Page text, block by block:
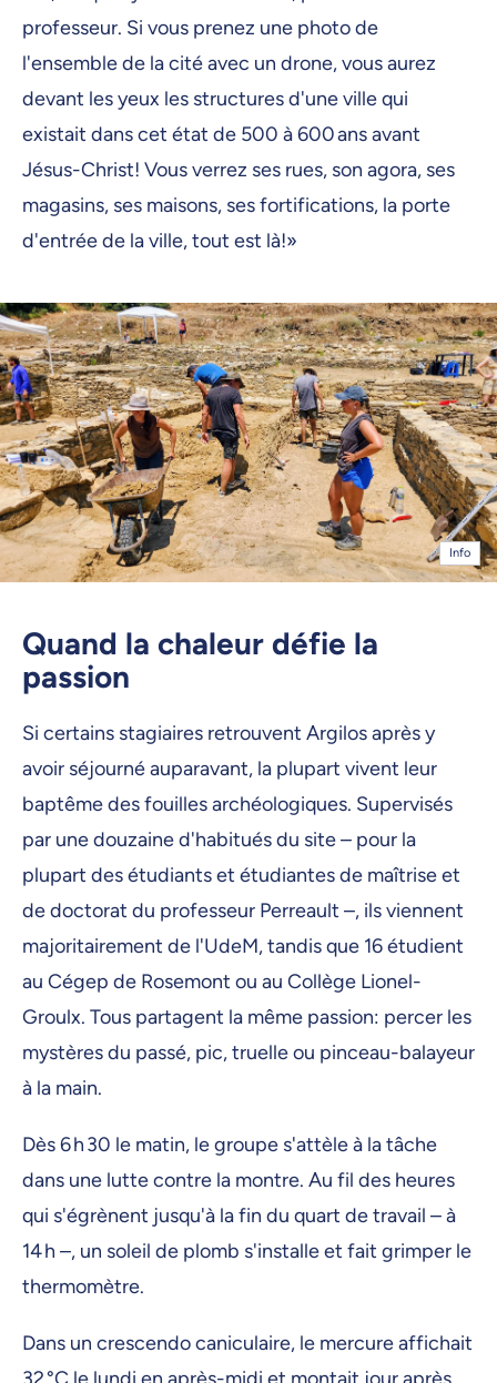
professeur. Si vous prenez une photo de
l'ensemble de la cité avec un drone, vous aurez
devant les yeux les structures d'une ville qui
existait dans cet état de 500 à 600 ans avant
Jésus-Christ! Vous verrez ses rues, son agora, ses
magasins, ses maisons, ses fortifications, la porte
d'entrée de la ville, tout est là!»
Info
Quand la chaleur défie la
passion
Si certains stagiaires retrouvent Argilos après y
avoir séjourné auparavant, la plupart vivent leur
baptême des fouilles archéologiques. Supervisés
par une douzaine d'habitués du site – pour la
plupart des étudiants et étudiantes de maîtrise et
de doctorat du professeur Perreault –, ils viennent
majoritairement de l'UdeM, tandis que 16 étudient
au Cégep de Rosemont ou au Collège Lionel-
Groulx. Tous partagent la même passion: percer les
mystères du passé, pic, truelle ou pinceau-balayeur
à la main.
Dès 6 h 30 le matin, le groupe s'attèle à la tâche
dans une lutte contre la montre. Au fil des heures
qui s'égrènent jusqu'à la fin du quart de travail – à
14 h –, un soleil de plomb s'installe et fait grimper le
thermomètre.
Dans un crescendo caniculaire, le mercure affichait